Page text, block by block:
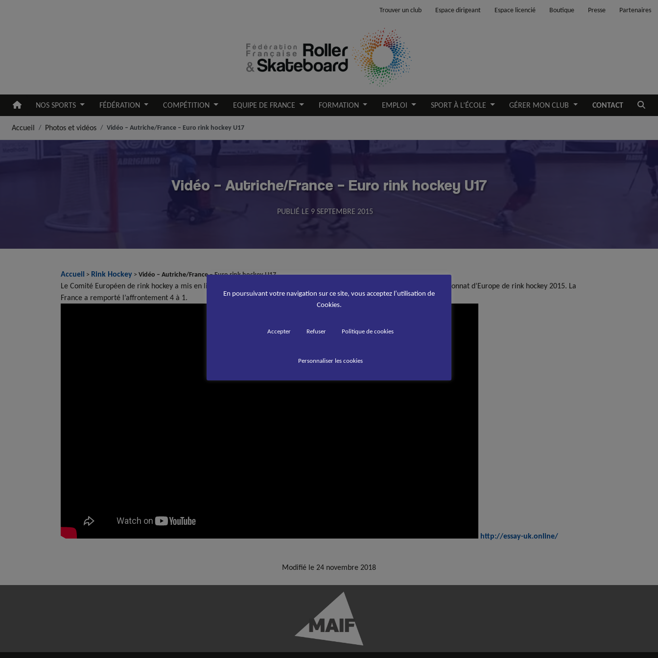
Trouver un club Espace dirigeant Espace licencié Boutique Presse Partenaires
NOS SPORTS FÉDÉRATION COMPÉTITION EQUIPE DE FRANCE FORMATION EMPLOI SPORT À L’ÉCOLE GÉRER MON CLUB CONTACT
Accueil Photos et vidéos Vidéo – Autriche/France – Euro rink hockey U17
Vidéo – Autriche/France – Euro rink hockey U17
PUBLIÉ LE 9 SEPTEMBRE 2015
Accueil > Rink Hockey >Vidéo – Autriche/France – Euro rink hockey U17
Le Comité Européen de rink hockey a mis en ligne les meilleurs moments du match entre la France et l’Autriche au championnat d’Europe de rink hockey 2015. La
France a remporté l’affrontement 4 à 1.
http://essay-uk.online/
Modifié le 24 novembre 2018
En poursuivant votre navigation sur ce site, vous acceptez l’utilisation de
Cookies.
Accepter Refuser Politique de cookies
Personnaliser les cookies